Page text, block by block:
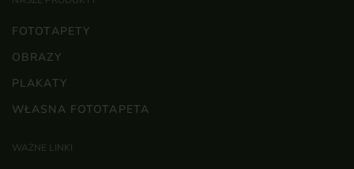
FOTOTAPETY
OBRAZY
PLAKATY
WŁASNA FOTOTAPETA
WAŻNE LINKI